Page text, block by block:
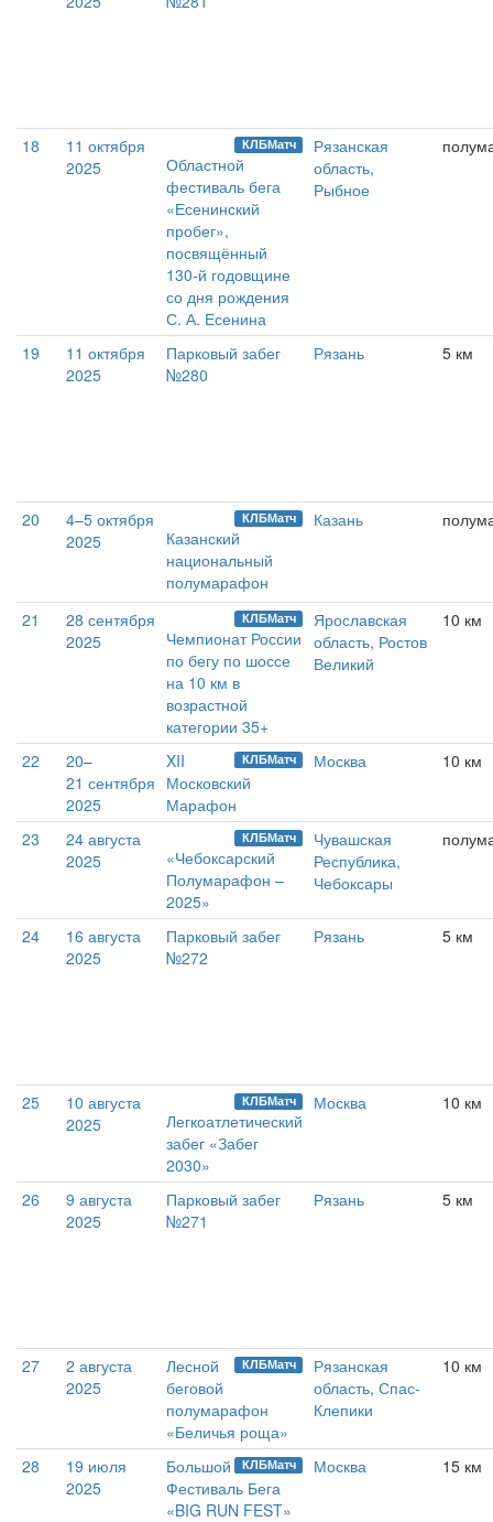
18
11 октября
2025
КЛБМатч
Областной
фестиваль бега
«Есенинский
пробег»,
посвящённый
130-й годовщине
со дня рождения
С. А. Есенина
Рязанская
область,
Рыбное
19
11 октября
2025
Парковый забег
№280
Рязань 5 км
20
4–5 октября
2025
КЛБМатч
Казанский
национальный
полумарафон
Казань
21
28 сентября
2025
КЛБМатч
Чемпионат России
по бегу по шоссе
на 10 км в
возрастной
категории 35+
Ярославская
область, Ростов
Великий
10 км
22
20–
21 сентября
2025
КЛБМатч
XII
Московский
Марафон
Москва 10 км
23
24 августа
2025
КЛБМатч
«Чебоксарский
Полумарафон –
2025»
Чувашская
Республика,
Чебоксары
24
16 августа
2025
Парковый забег
№272
Рязань 5 км
25
10 августа
2025
КЛБМатч
Легкоатлетический
забег «Забег
2030»
Москва 10 км
26
9 августа
2025
Парковый забег
№271
Рязань 5 км
27
2 августа
2025
КЛБМатч
Лесной
беговой
полумарафон
«Беличья роща»
Рязанская
область, Спас-
Клепики
10 км
28
19 июля
2025
КЛБМатч
Большой
Фестиваль Бега
«BIG RUN FEST»
Москва 15 км